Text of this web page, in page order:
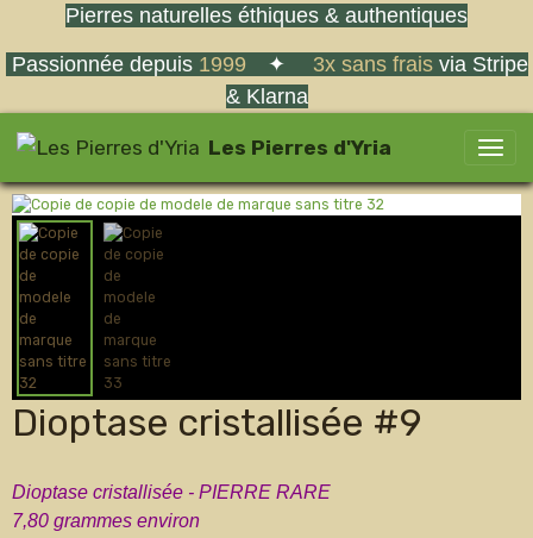
Pierres naturelles éthiques & authentiques
Passionnée depuis 1999 ✦ 3x sans fraisvia Stripe
& Klarna
Les Pierres d'Yria
Dioptase cristallisée #9
Dioptase cristallisée - PIERRE RARE
7,80 grammes environ